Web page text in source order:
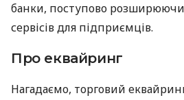
банки, поступово
сервісів для підприємців.
Про еквайринг
Нагадаємо, торговий